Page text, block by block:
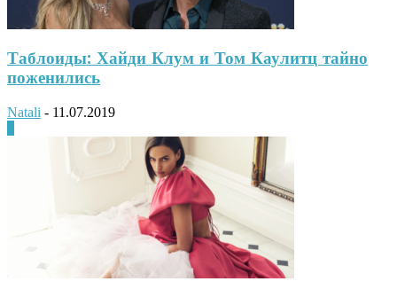
Таблоиды: Хайди Клум и Том Каулитц тайно
поженились
Natali - 11.07.2019